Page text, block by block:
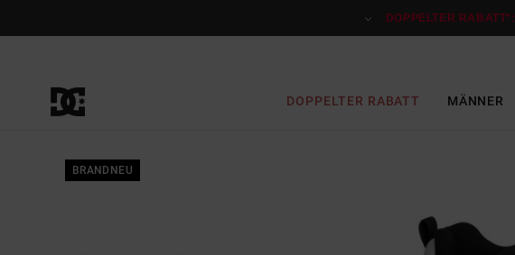
DOPPELTER RABATT*:
DOPPELTER RABATT MÄNNER
BRANDNEU